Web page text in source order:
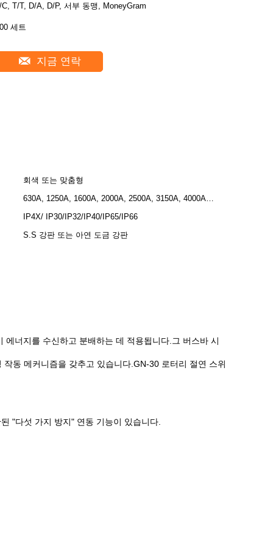
C, T/T, D/A, D/P, 서부 동맹, MoneyGram
세트
지금 연락
회색 또는 맞춤형
630A, 1250A, 1600A, 2000A, 2500A, 3150A, 4000A…
IP4X/ IP30/IP32/IP40/IP65/IP66
S.S 강판 또는 아연 도금 강판
너지를 수신하고 분배하는 데 적용됩니다.그 버스바 시
동 메커니즘을 갖추고 있습니다.GN-30 로터리 절연 스위
"다섯 가지 방지" 연동 기능이 있습니다.